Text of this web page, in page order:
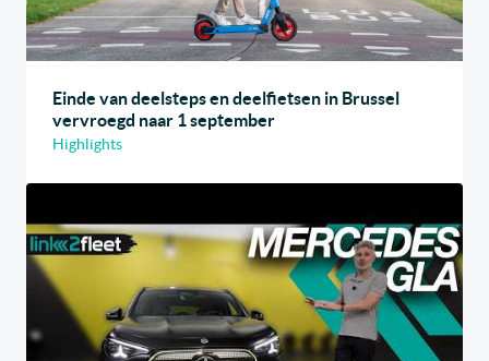
Einde van deelsteps en deelfietsen in Brussel
vervroegd naar 1 september
Highlights